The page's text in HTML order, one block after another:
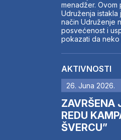
menadžer. Ovom
Udruženja istakla
način Udruženje
posvećenost i
pokazati da
AKTIVNOSTI
26. Juna 2026.
ZAVRŠENA
REDU
ŠVERCU”